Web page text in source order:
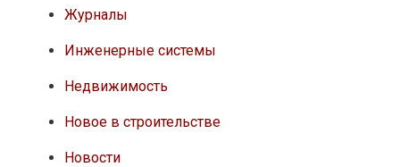
Журналы
Инженерные системы
Недвижимость
Новое в строительстве
Новости